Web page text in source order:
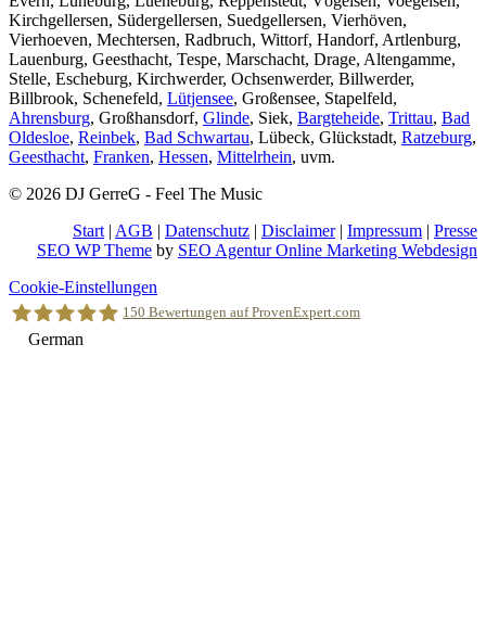
Kirchgellersen, Südergellersen, Suedgellersen, Vierhöven,
Vierhoeven, Mechtersen, Radbruch, Wittorf, Handorf, Artlenburg,
Lauenburg, Geesthacht, Tespe, Marschacht, Drage, Altengamme,
Stelle, Escheburg, Kirchwerder, Ochsenwerder, Billwerder,
Billbrook, Schenefeld, Lütjensee, Großensee, Stapelfeld,
Ahrensburg, Großhansdorf, Glinde, Siek, Bargteheide, Trittau, Bad
Oldesloe, Reinbek, Bad Schwartau, Lübeck, Glückstadt, Ratzeburg,
Geesthacht, Franken, Hessen, Mittelrhein, uvm.
© 2026 DJ GerreG - Feel The Music
Start | AGB | Datenschutz | Disclaimer| Impressum | Presse
SEO WP Theme by SEO Agentur Online Marketing Webdesign
Nach
oben
scrollen
Cookie-Einstellungen
150 Bewertungen auf ProvenExpert.com
German